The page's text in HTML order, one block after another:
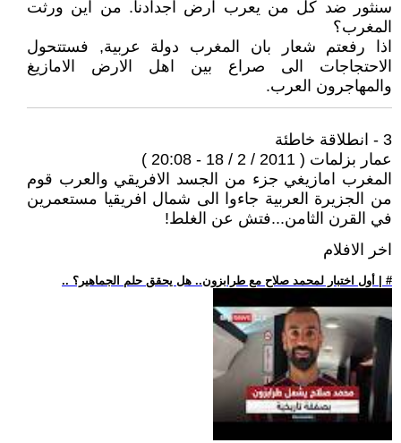
سنثور ضد كل من يعرب ارض اجدادنا. من اين ورثت
المغرب؟
اذا رفعتم شعار بان المغرب دولة عربية, فستتحول
الاحتجاجات الى صراع بين اهل الارض الامازيغ
والمهاجرون العرب.
3 - انطلاقة خاطئة
عمار بزلمات ( 2011 / 2 / 18 - 20:08 )
المغرب امازيغي جزء من الجسد الافريقي والعرب قوم
من الجزيرة العربية جاءوا الى شمال افريقيا مستعمرين
في القرن الثامن...فتش عن الغلط!
اخر الافلام
.. أول اختبار لمحمد صلاح مع طرابزون.. هل يحقق حلم الجماهير؟ | #